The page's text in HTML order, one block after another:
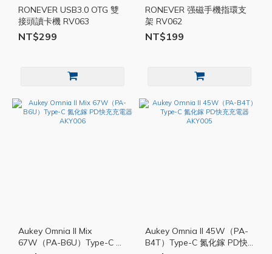
RONEVER USB3.0 OTG 雙
接頭讀卡機 RV063
NT$299
RONEVER 强磁手機指環支
架 RV062
NT$199
Aukey Omnia II Mix
67W（PA-B6U）Type-C 氮
Aukey Omnia II 45W（PA-
B4T）Type-C 氮化鎵 PD快